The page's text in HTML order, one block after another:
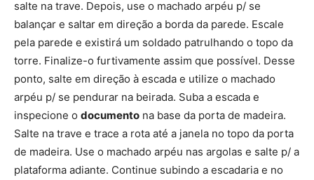
salte na trave. Depois, use o machado arpéu p/ se
balançar e saltar em direção a borda da parede. Escale
pela parede e existirá um soldado patrulhando o topo da
torre. Finalize-o furtivamente assim que possível. Desse
ponto, salte em direção à escada e utilize o machado
arpéu p/ se pendurar na beirada. Suba a escada e
inspecione o documento na base da porta de madeira.
Salte na trave e trace a rota até a janela no topo da porta
de madeira. Use o machado arpéu nas argolas e salte p/ a
plataforma adiante. Continue subindo a escadaria e no